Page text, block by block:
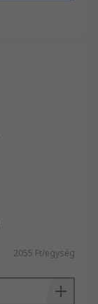
2055 Ft/egység